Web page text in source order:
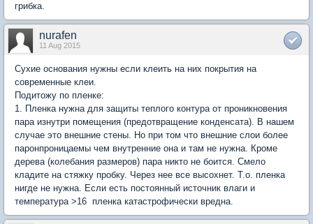
грибка.
nurafen
11 Aug 2015
Сухие основания нужны если клеить на них покрытия на
современные клеи.
Подитожу по пленке:
1. Пленка нужна для защиты теплого контура от проникновения
пара изнутри помещения (предотвращение конденсата). В нашем
случае это внешние стены. Но при том что внешние слои более
паронпроницаемы чем внутренние она и там не нужна. Кроме
дерева (колебания размеров) пара никто не боится. Смело
кладите на стяжку пробку. Через нее все высохнет. Т.о. пленка
нигде не нужна. Если есть постоянный источник влаги и
температура >16 пленка катастрофически вредна.